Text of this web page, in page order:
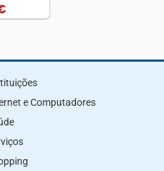
e Computadores